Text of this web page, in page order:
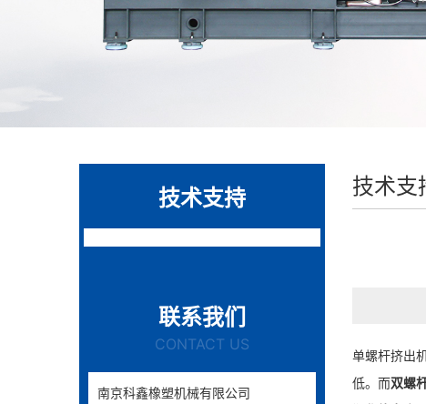
技术支持
联系我们
CONTACT US
南京科鑫橡塑机械有限公司
技术支
单螺杆挤出
低。而双螺